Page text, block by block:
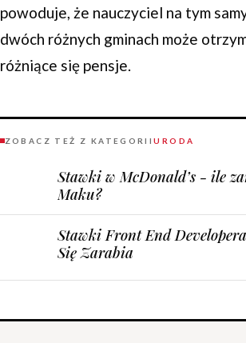
powoduje, że nauczyciel na tym
dwóch różnych gminach może
różniące się pensje.
ZOBACZ TEŻ Z KATEGORIIURODA
Stawki w McDonald’s - ile
Maku?
Stawki Front End
Się Zarabia